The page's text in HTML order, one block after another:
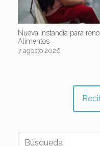
Nueva instancia para
Alimentos
7 agosto 2026
Buscar: